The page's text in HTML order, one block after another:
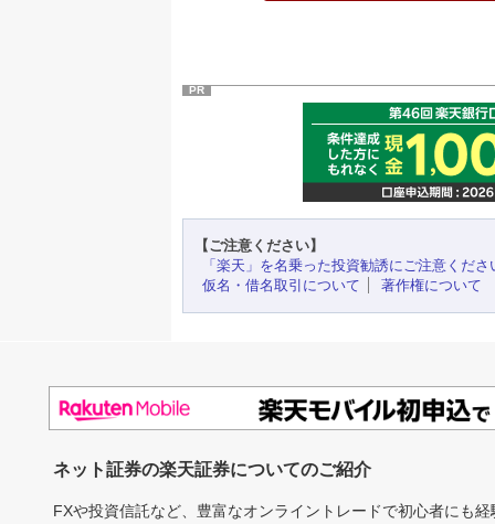
PR
【ご注意ください】
「楽天」を名乗った投資勧誘にご注意くださ
仮名・借名取引について
著作権について
ネット証券の楽天証券についてのご紹介
FXや投資信託など、豊富なオンライントレードで初心者にも